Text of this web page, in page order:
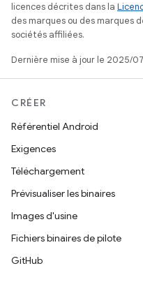
licences décrites dans la
des marques ou des marques
sociétés affiliées.
Dernière mise à jour le 2025/
CRÉER
Référentiel Android
Exigences
Téléchargement
Prévisualiser les binaires
Images d'usine
Fichiers binaires de pilote
GitHub